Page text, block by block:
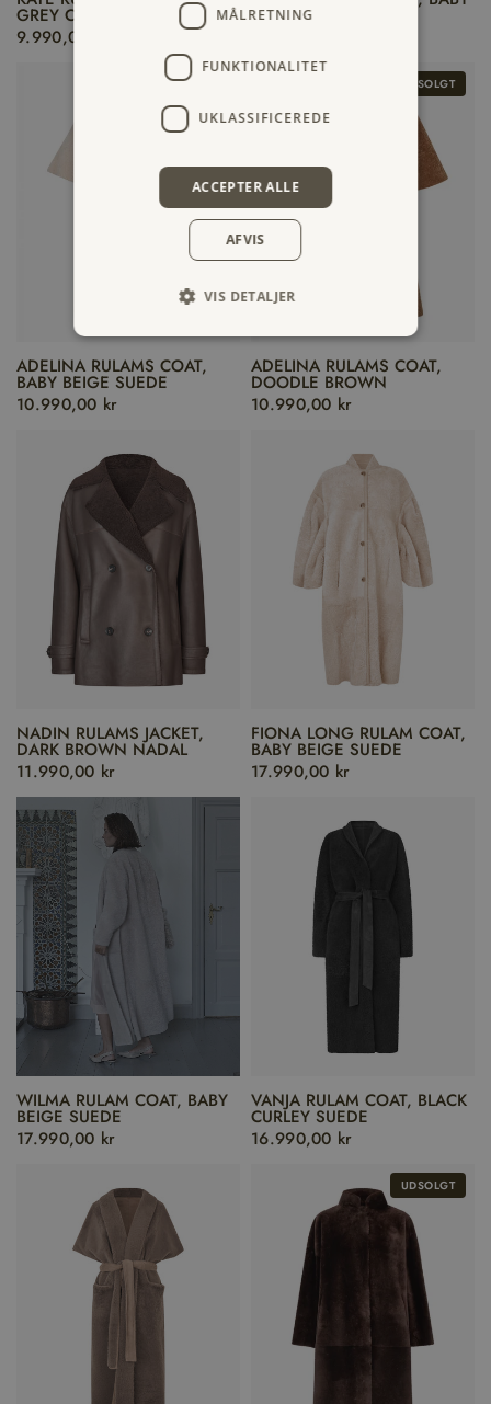
GREY CURLY SUEDE
9.990,00 kr
BEIGE
ADELINA RULAMS COAT,
BABY BEIGE SUEDE
10.990,00 kr
UDSOLGT
ADELINA RULAMS COAT,
DOODLE BROWN
10.990,00 kr
NADIN RULAMS JACKET,
DARK BROWN NADAL
11.990,00 kr
FIONA LONG RULAM COAT,
BABY BEIGE SUEDE
17.990,00 kr
WILMA RULAM COAT, BABY
BEIGE SUEDE
17.990,00 kr
VANJA RULAM COAT, BLACK
CURLEY SUEDE
16.990,00 kr
UDSOLGT
MÅLRETNING
FUNKTIONALITET
UKLASSIFICEREDE
ACCEPTER ALLE
AFVIS
VIS DETALJER